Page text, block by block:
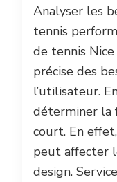
Analyser les
tennis
de tennis
précise des
l’utilisateur.
déterminer la
court. En
peut affecter
design.